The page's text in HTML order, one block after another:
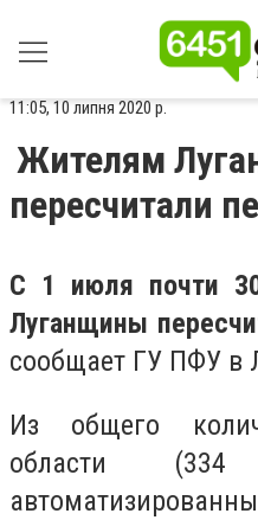
11:05, 10 липня 2020 р.
Жителям
пересчитали
С 1 июля почти
Луганщины
сообщает ГУ ПФУ в
Из общего
области